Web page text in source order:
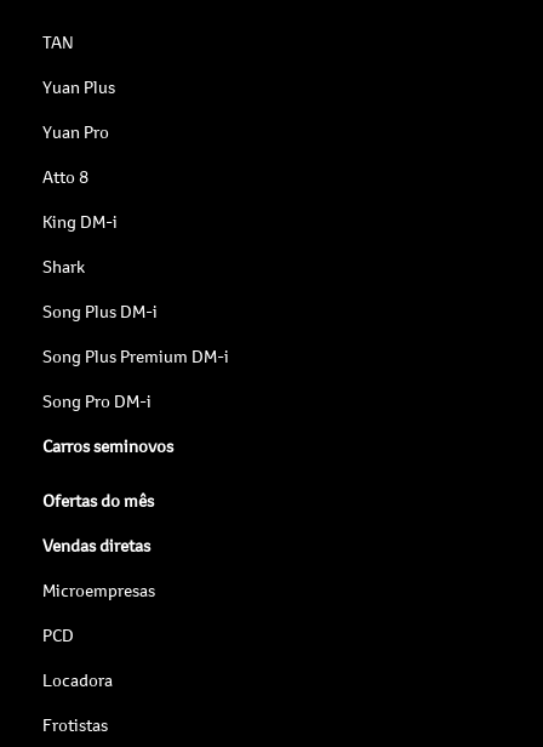
TAN
Yuan Plus
Yuan Pro
Atto 8
King DM-i
Shark
Song Plus DM-i
Song Plus Premium DM-i
Song Pro DM-i
Carros seminovos
Ofertas do mês
Vendas diretas
Microempresas
PCD
Locadora
Frotistas